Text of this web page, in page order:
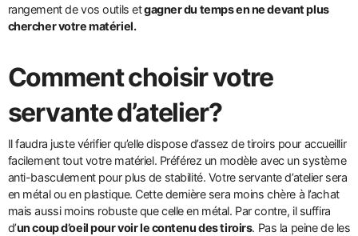
rangement de vos outils etgagner du temps en ne devant plus
chercher votre matériel.
Comment choisir votre
servante d’atelier?
Il faudra juste vérifier qu’elle dispose d’assez de tiroirs pour accueillir
facilement tout votre matériel. Préférez un modèle avec un système
anti-basculement pour plus de stabilité. Votre servante d’atelier sera
en métal ou en plastique. Cette dernière sera moins chère à l’achat
mais aussi moins robuste que celle en métal. Par contre, il suffira
d’un coup d’oeil pour voir le contenu des tiroirs. Pas la peine de les